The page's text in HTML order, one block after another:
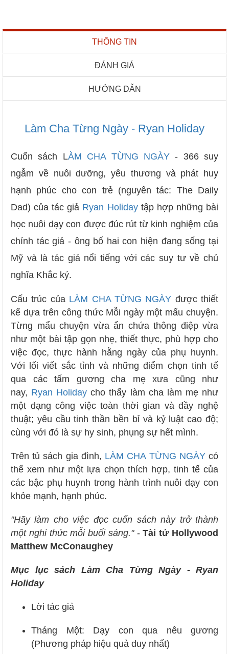
THÔNG TIN
ĐÁNH GIÁ
HƯỚNG DẪN
Làm Cha Từng Ngày - Ryan Holiday
Cuốn sách LÀM CHA TỪNG NGÀY- 366 suy
ngẫm về nuôi dưỡng, yêu thương và phát huy
hạnh phúc cho con trẻ (nguyên tác: The Daily
Dad) của tác giả Ryan Holidaytập hợp những bài
học nuôi dạy con được đúc rút từ kinh nghiệm của
chính tác giả - ông bố hai con hiện đang sống tại
Mỹ và là tác giả nổi tiếng với các suy tư về chủ
nghĩa Khắc kỷ.
Cấu trúc của LÀM CHA TỪNG NGÀY được thiết
kế dựa trên công thức Mỗi ngày một mẩu chuyện.
Từng mẩu chuyện vừa ẩn chứa thông điệp vừa
như một bài tập gọn nhẹ, thiết thực, phù hợp cho
việc đọc, thực hành hằng ngày của phụ huynh.
Với lối viết sắc tỉnh và những điểm chọn tinh tế
qua các tấm gương cha mẹ xưa cũng như
nay, Ryan Holiday cho thấy làm cha làm mẹ như
một dạng công việc toàn thời gian và đầy nghệ
thuật; yêu cầu tinh thần bền bỉ và kỷ luật cao độ;
cùng với đó là sự hy sinh, phụng sự hết mình.
Trên tủ sách gia đình, LÀM CHA TỪNG NGÀYcó
thể xem như một lựa chọn thích hợp, tinh tế của
các bậc phụ huynh trong hành trình nuôi dạy con
khỏe mạnh, hạnh phúc.
"Hãy làm cho việc đọc cuốn sách này trở thành
một nghi thức mỗi buổi sáng."-Tài tử Hollywood
Matthew McConaughey
Mục lục sách Làm Cha Từng Ngày - Ryan
Holiday
Lời tác giả
Tháng Một: Dạy con qua nêu gương
(Phương pháp hiệu quả duy nhất)